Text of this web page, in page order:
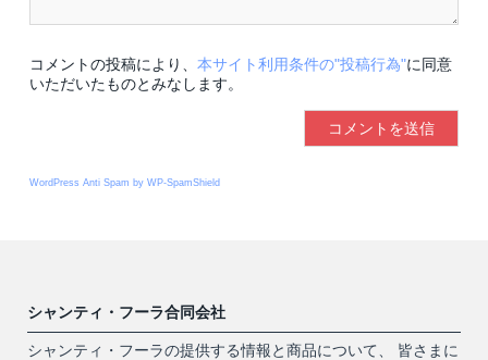
コメントの投稿により、 本サイト利用条件の"投稿行為"に同意
いただいたものとみなします。
WordPress Anti Spam by WP-SpamShield
シャンティ・フーラ合同会社
シャンティ・フーラの提供する情報と商品について、 皆さまに